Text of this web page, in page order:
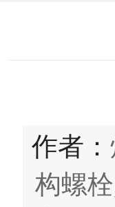
作者：
构螺